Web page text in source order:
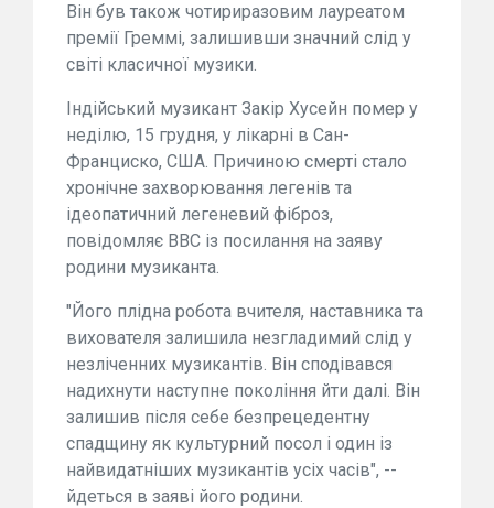
Він був також чотириразовим лауреатом
премії Греммі, залишивши значний слід у
світі класичної музики.
Індійський музикант Закір Хусейн помер у
неділю, 15 грудня, у лікарні в Сан-
Франциско, США. Причиною смерті стало
хронічне захворювання легенів та
ідеопатичний легеневий фіброз,
повідомляє BBC із посилання на заяву
родини музиканта.
"Його плідна робота вчителя, наставника та
вихователя залишила незгладимий слід у
незліченних музикантів. Він сподівався
надихнути наступне покоління йти далі. Він
залишив після себе безпрецедентну
спадщину як культурний посол і один із
найвидатніших музикантів усіх часів", --
йдеться в заяві його родини.